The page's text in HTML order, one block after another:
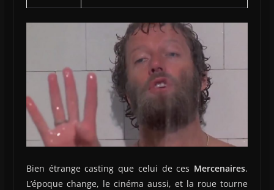
Bien étrange casting que celui de ces Mercenaires.
L’époque change, le cinéma aussi, et la roue tourne